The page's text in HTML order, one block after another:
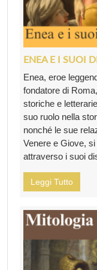
ENEA E I SUOI
Enea, eroe
fondatore di
storiche e
suo ruolo nella
nonché le sue
Venere e Giove,
attraverso i suoi
Leggi Tutto